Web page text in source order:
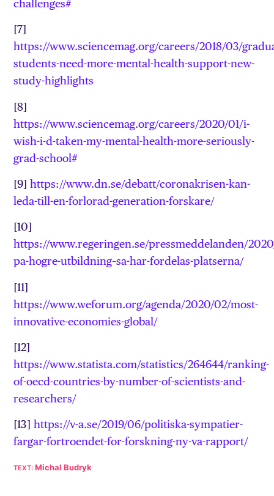
challenges#
[7]
https://www.sciencemag.org/careers/2018/03/
students-need-more-mental-health-support-new-
study-highlights
[8]
https://www.sciencemag.org/careers/2020/01/i-
wish-i-d-taken-my-mental-health-more-seriously-
grad-school#
[9]https://www.dn.se/debatt/coronakrisen-kan-
leda-till-en-forlorad-generation-forskare/
[10]
https://www.regeringen.se/pressmeddelanden/
pa-hogre-utbildning–sa-har-fordelas-platserna/
[11]
https://www.weforum.org/agenda/2020/02/most-
innovative-economies-global/
[12]
https://www.statista.com/statistics/264644/ranking-
of-oecd-countries-by-number-of-scientists-and-
researchers/
[13]https://v-a.se/2019/06/politiska-sympatier-
fargar-fortroendet-for-forskning-ny-va-rapport/
Michal Budryk